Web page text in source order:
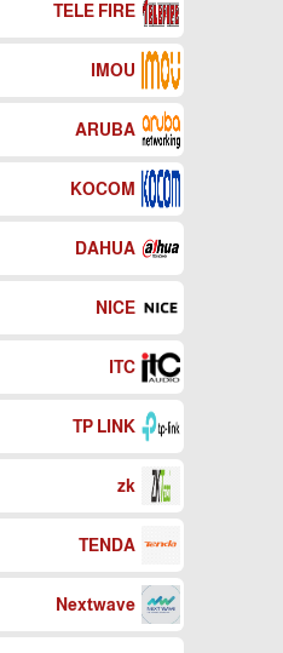
TELE FIRE
IMOU
ARUBA
KOCOM
DAHUA
NICE
ITC
TP LINK
zk
TENDA
Nextwave